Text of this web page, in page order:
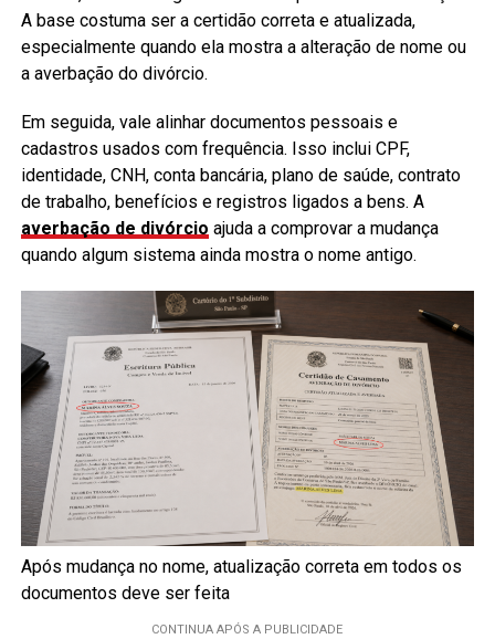
A base costuma ser a certidão correta e atualizada,
especialmente quando ela mostra a alteração de nome ou
a averbação do divórcio.
Em seguida, vale alinhar documentos pessoais e
cadastros usados com frequência. Isso inclui CPF,
identidade, CNH, conta bancária, plano de saúde, contrato
de trabalho, benefícios e registros ligados a bens. A
averbação de divórcio ajuda a comprovar a mudança
quando algum sistema ainda mostra o nome antigo.
Após mudança no nome, atualização correta em todos os
documentos deve ser feita